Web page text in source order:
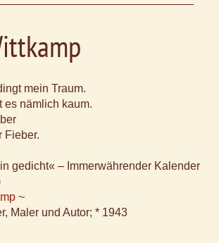
mein Traum.
es nämlich kaum.
Fieber.
gedicht« – Immerwährender Kalender
~
Maler und Autor; * 1943